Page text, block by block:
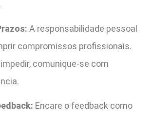
A responsabilidade pessoal
compromissos profissionais.
comunique-se com
Encare o feedback como